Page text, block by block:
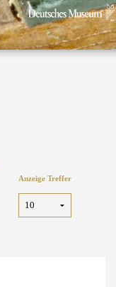
Anzeige Treffer